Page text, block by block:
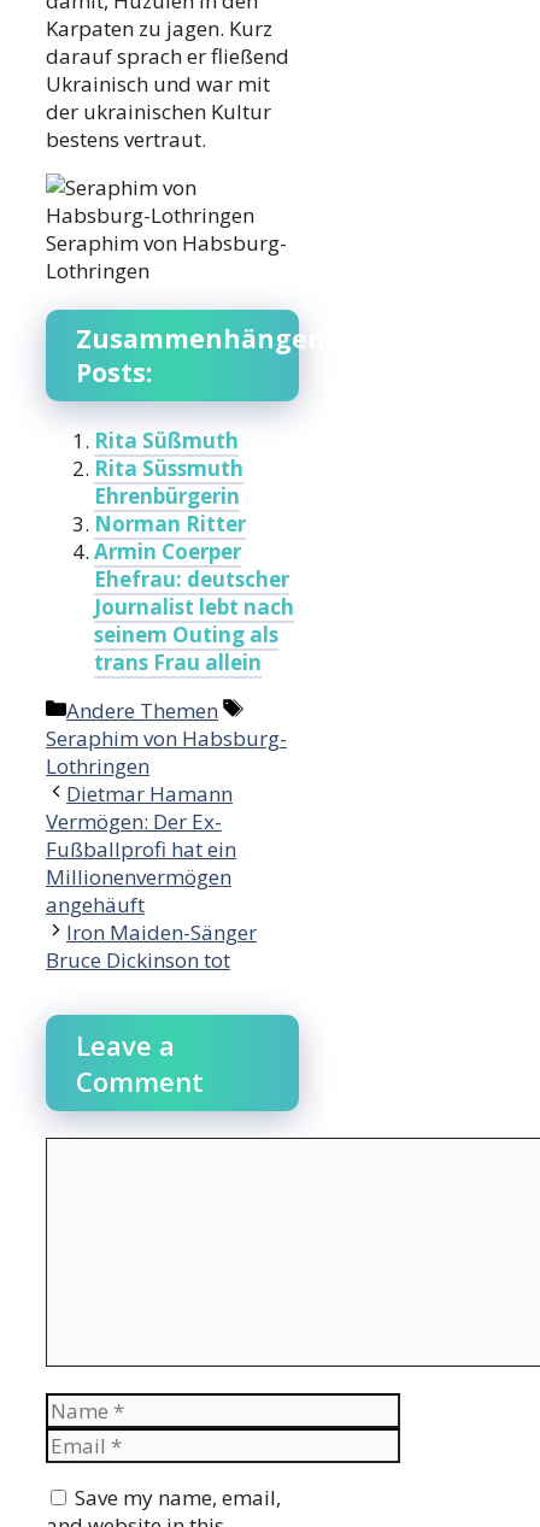
Karpaten zu jagen. Kurz
darauf sprach er fließend
Ukrainisch und war mit
der ukrainischen Kultur
bestens vertraut.
Seraphim von Habsburg-
Lothringen
Zusammenhängende
Posts:
Rita Süßmuth
Rita Süssmuth
Ehrenbürgerin
Norman Ritter
Armin Coerper
Ehefrau: deutscher
Journalist lebt nach
seinem Outing als
trans Frau allein
Categories
Andere Themen
Tags
Seraphim von Habsburg-
Lothringen
Dietmar Hamann
Vermögen: Der Ex-
Fußballprofi hat ein
Millionenvermögen
angehäuft
Iron Maiden-Sänger
Bruce Dickinson tot
Leave a
Comment
Name
Email
Save my name, email,